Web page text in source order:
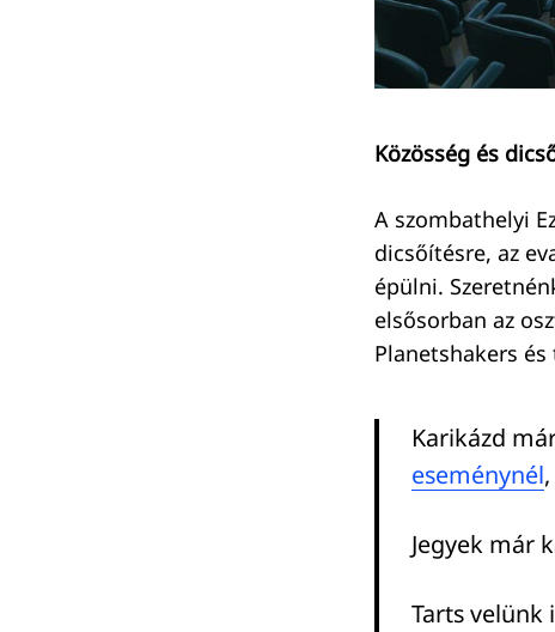
Közösség és
A szombathelyi
dicsőítésre, az
épülni.
elsősorban az
Planetshakers
Karikázd
eseménynél
Jegyek már
Tarts